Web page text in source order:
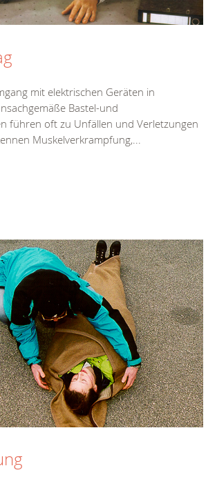
mit elektrischen Geräten in
Bastel-und
führen oft zu Unfällen und Verletzungen
Muskelverkrampfung,...